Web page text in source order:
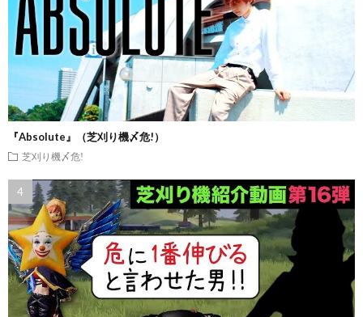
『Absolute』（芝刈り機〆危!）
芝刈り機〆危!